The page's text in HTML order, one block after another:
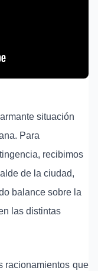
situación
Para
recibimos
de la ciudad,
balance sobre la
las distintas
racionamientos que